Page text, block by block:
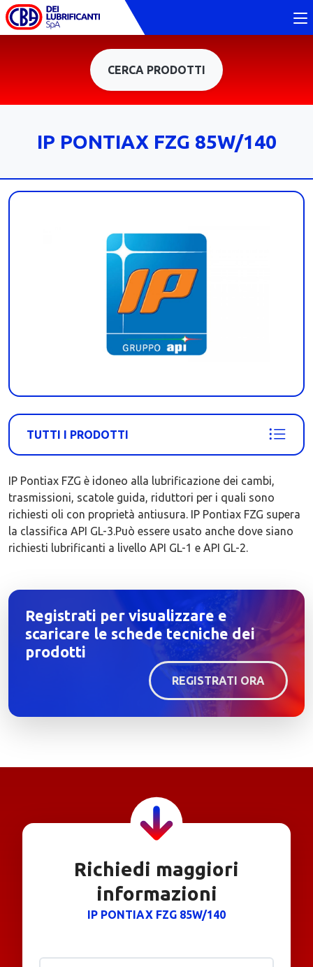
CERCA PRODOTTI
IP PONTIAX FZG 85W/140
TUTTI I PRODOTTI
IP Pontiax FZG è idoneo alla lubrificazione dei cambi,
trasmissioni, scatole guida, riduttori per i quali sono
richiesti oli con proprietà antiusura. IP Pontiax FZG supera
la classifica API GL-3.Può essere usato anche dove siano
richiesti lubrificanti a livello API GL-1 e API GL-2.
Registrati per visualizzare e
scaricare le schede tecniche dei
prodotti
REGISTRATI ORA
Richiedi maggiori
informazioni
IP PONTIAX FZG 85W/140